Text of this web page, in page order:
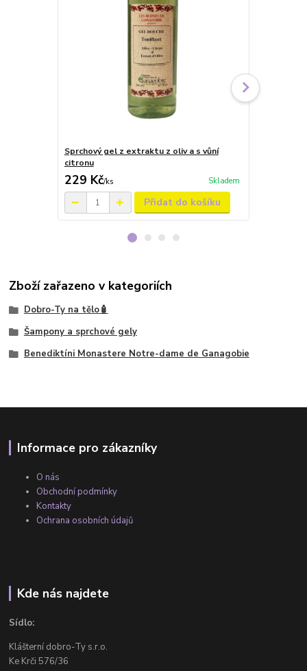
Sprchový gel z extraktu z oliv a s vůní
citronu
229 Kč/ks Skladem
Přidat do košíku
Zboží zařazeno v kategoriích
Dobro-Ty na tělo🧴
Šampony a sprchové gely
Benediktíni Monastere Notre-dame de Ganagobie
Informace pro zákazníky
O nás
Obchodní podmínky
Kontakty
Ochrana osobních údajů
Kde nás najdete
Sídlo:
Klášterní dobro-Ty s.r.o.
Ke Krči 576/36